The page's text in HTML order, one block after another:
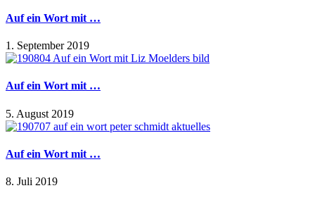
Auf ein Wort mit …
1. September 2019
Auf ein Wort mit …
5. August 2019
Auf ein Wort mit …
8. Juli 2019